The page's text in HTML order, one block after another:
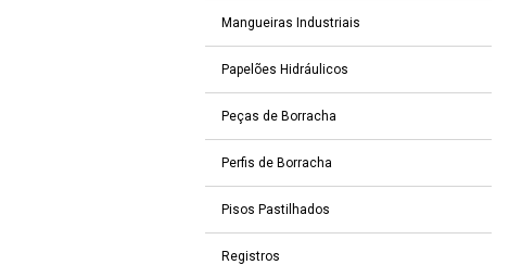
Mangueiras Industriais
Papelões Hidráulicos
Peças de Borracha
Perfis de Borracha
Pisos Pastilhados
Registros